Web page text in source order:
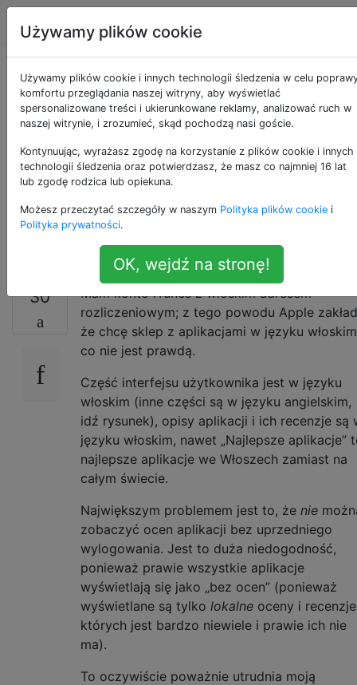
Apple Tagi
Jak zmienić język
App Store, aby móc
zobaczyć dokładne
oceny w
gwiazdkach?
30
Mam konto iTunes z włoskim adresem
rozliczeniowym; z tego powodu Apple
że ​​chcę sklep z aplikacjami w języku
co nie jest prawdą.
Część interfejsu użytkownika jest w języku
włoskim (inne części są w języku angielskim,
idź rysunek), opisy aplikacji i ich recenzje są
języku włoskim, nawet „Najlepsze aplikacje”
najlepsze aplikacje we Włoszech zamiast na
całym świecie.
Największym problemem jest to, że nie
zobaczyć ocen aplikacji bez uprzedniego
wylogowania. Jest to duża niedogodność,
ponieważ prawie wszystkie aplikacje
wyświetlają się jako „bez ocen” (ponieważ
wyświetlane są tylko lokalne oceny i
których jest bardzo niewiele i prawie ich nie
ma).
To oczywiście poważnie utrudnia moją
Używamy plików cookie
Używamy plików cookie i innych technologii śledzenia w celu
komfortu przeglądania naszej witryny, aby wyświetlać
spersonalizowane treści i ukierunkowane reklamy, analizować ruch w
naszej witrynie, i zrozumieć, skąd pochodzą nasi goście.
Kontynuując, wyrażasz zgodę na korzystanie z plików cookie i innych
technologii śledzenia oraz potwierdzasz, że masz co najmniej 16 lat
lub zgodę rodzica lub opiekuna.
Możesz przeczytać szczegóły w naszym Polityka plików cookie i
Polityka prywatności.
OK, wejdź na stronę!